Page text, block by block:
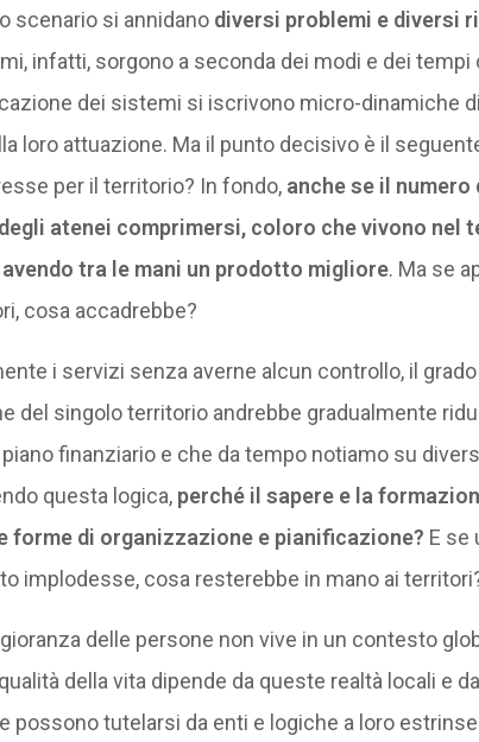
scenario si annidanodiversi problemi e diversi
infatti, sorgono a seconda dei modi e dei
dei sistemi si iscrivono micro-dinamiche
loro attuazione. Ma il punto decisivo è il
per il territorio? In fondo, anche se il
atenei comprimersi, coloro che vivono nel
tra le mani un prodotto migliore. Ma se
cosa accadrebbe?
i servizi senza averne alcun controllo, il
del singolo territorio andrebbe gradualmente
finanziario e che da tempo notiamo su
questa logica, perché il sapere e la
forme di organizzazione e pianificazione? E se
implodesse, cosa resterebbe in mano ai
delle persone non vive in un contesto
della vita dipende da queste realtà locali e
possono tutelarsi da enti e logiche a loro